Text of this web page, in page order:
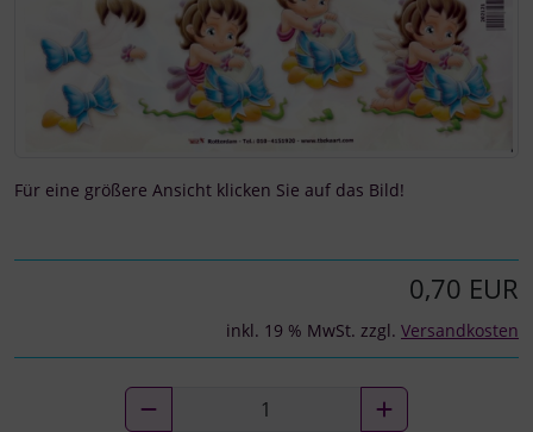
Für eine größere Ansicht klicken Sie auf das Bild!
0,70 EUR
inkl. 19 % MwSt. zzgl. Versandkosten